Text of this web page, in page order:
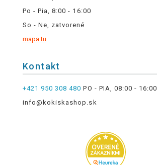
Po - Pia, 8:00 - 16:00
So - Ne, zatvorené
mapa tu
Kontakt
+421 950 308 480 PO - PIA, 08:00 - 16:00
info@kokiskashop.sk